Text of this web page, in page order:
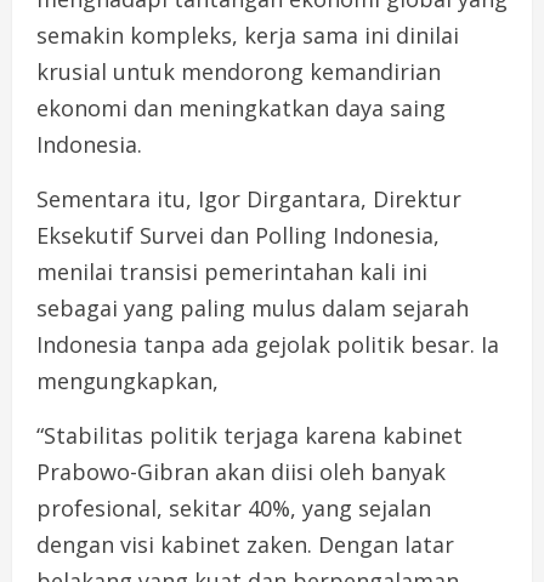
semakin kompleks, kerja sama ini dinilai
krusial untuk mendorong kemandirian
ekonomi dan meningkatkan daya saing
Indonesia.
Sementara itu, Igor Dirgantara, Direktur
Eksekutif Survei dan Polling Indonesia,
menilai transisi pemerintahan kali ini
sebagai yang paling mulus dalam sejarah
Indonesia tanpa ada gejolak politik besar. Ia
mengungkapkan,
“Stabilitas politik terjaga karena kabinet
Prabowo-Gibran akan diisi oleh banyak
profesional, sekitar 40%, yang sejalan
dengan visi kabinet zaken. Dengan latar